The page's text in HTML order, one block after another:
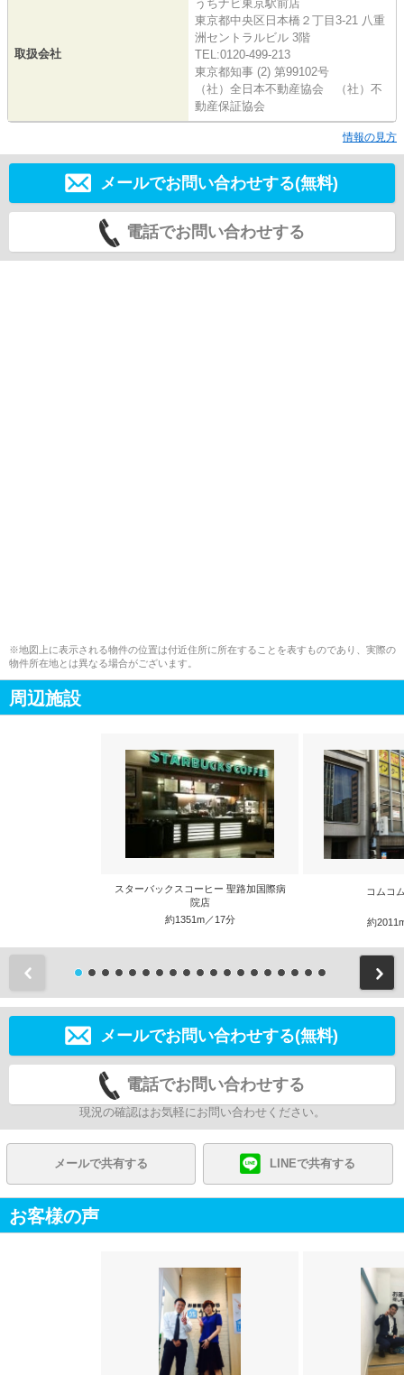
取扱会社
うちナビ東京駅前店
東京都中央区日本橋２丁目3-21 八重
洲セントラルビル 3階
TEL:0120-499-213
東京都知事 (2) 第99102号
（社）全日本不動産協会 （社）不
動産保証協会
情報の見方
メールでお問い合わせする(無料)
電話でお問い合わせする
※地図上に表示される物件の位置は付近住所に所在することを表すものであり、実際の
物件所在地とは異なる場合がございます。
周辺施設
スターバックスコーヒー 聖路加国際病
院店
約1351m／17分
コムコ
約
メールでお問い合わせする(無料)
電話でお問い合わせする
現況の確認はお気軽にお問い合わせください。
メールで共有する LINEで共有する
お客様の声